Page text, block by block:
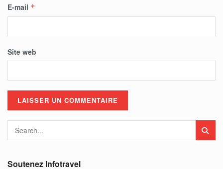
E-mail *
Site web
Soutenez Infotravel